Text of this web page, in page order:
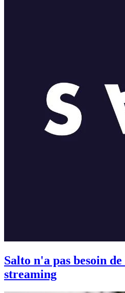
Salto n'a pas besoin
streaming